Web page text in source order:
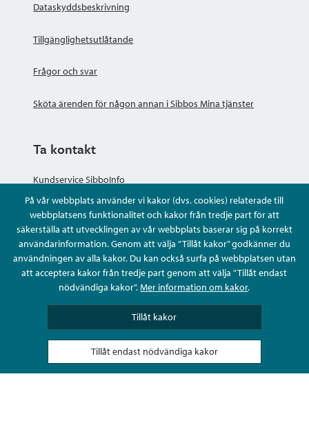
På vår webbplats använder vi kakor (dvs. cookies) relaterade till
webbplatsens funktionalitet och kakor från tredje part för att
säkerställa att utvecklingen av vår webbplats baserar sig på korrekt
användarinformation. Genom att välja ”Tillåt kakor” godkänner du
användningen av alla kakor. Du kan också surfa på webbplatsen utan
att acceptera kakor från tredje part genom att välja ”Tillåt endast
nödvändiga kakor”.Mer information om kakor.
Tillåt kakor
Tillåt endast nödvändiga kakor
Dataskyddsbeskrivning
Tillgänglighetsutlåtande
Frågor och svar
Sköta ärenden för någon annan i Sibbos Mina tjänster
Ta kontakt
Kundservice SibboInfo
Ge anonym respons
Ställ en fråga eller sköta ditt ärende
Kontaktuppgifter